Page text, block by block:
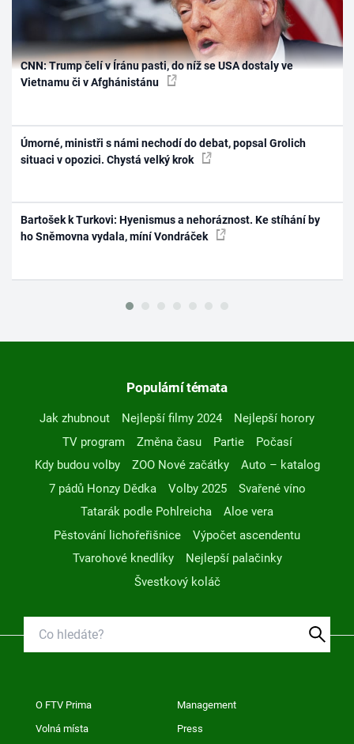
CNN: Trump čelí v Íránu pasti, do níž se USA dostaly ve
Vietnamu či v Afghánistánu
Úmorné, ministři s námi nechodí do debat, popsal Grolich
situaci v opozici. Chystá velký krok
Bartošek k Turkovi: Hyenismus a nehoráznost. Ke stíhání by
ho Sněmovna vydala, míní Vondráček
Populární témata
Jak zhubnout Nejlepší filmy 2024
Nejlepší horory
TV program
Změna času Partie
Počasí
Kdy budou volby
ZOO Nové začátky
Auto – katalog
7 pádů Honzy Dědka
Volby 2025
Svařené víno
Tatarák podle Pohlreicha
Aloe vera
Pěstování lichořeřišnice
Výpočet ascendentu
Tvarohové knedlíky
Nejlepší palačinky
Švestkový koláč
O FTV Prima Management
Volná místa Press